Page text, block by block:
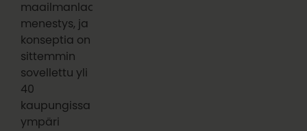
maailmanlaajuinen
menestys, ja
konseptia on
sittemmin
sovellettu yli
40
kaupungissa
ympäri